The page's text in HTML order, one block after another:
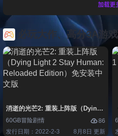
加载更
必玩大作、高分3A游戏
消逝的光芒2: 重装上阵版（Dying
60GB冒险剧情
86
发行日期：2022-2-3
8月8日 更新